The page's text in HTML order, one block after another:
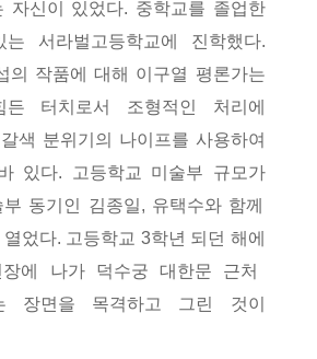
자신이 있었다. 중학교를 졸업한
서라벌고등학교에 진학했다.
의 작품에 대해 이구열 평론가는
터치로서 조형적인 처리에
색 분위기의 나이프를 사용하여
있다.
고등학교 미술부 규모가
동기인 김종일, 유택수와 함께
열었다. 고등학교 3학년 되던 해에
에 나가 덕수궁 대한문 근처
장면을 목격하고 그린 것이